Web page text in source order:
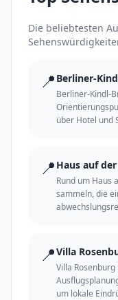
Die beliebtesten
📍 Berliner-
Berliner-Kindl-
über Hotel und
📍 Haus auf
Rund um Haus
sammeln, die
📍Villa
Villa
um lokale